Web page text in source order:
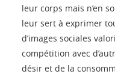
leur corps mais n’en
leur sert à exprimer
d’images sociales
compétition avec
désir et de la